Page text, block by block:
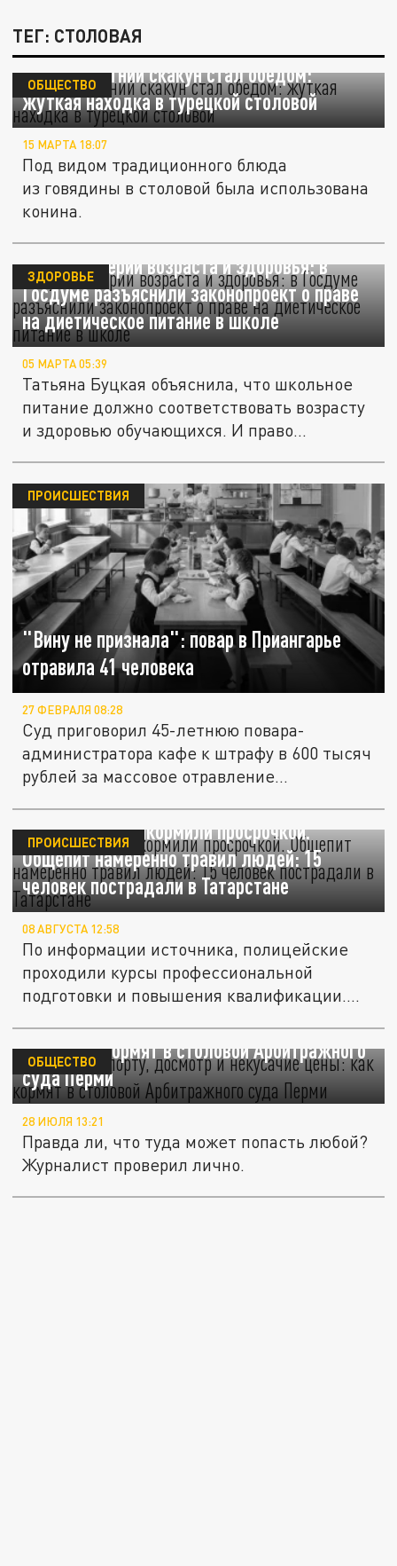
ТЕГ: СТОЛОВАЯ
Четырехлетний скакун стал обедом:
жуткая находка в турецкой столовой
ОБЩЕСТВО
15 МАРТА 18:07
Под видом традиционного блюда
из говядины в столовой была использована
конина.
Учтут критерии возраста и здоровья: в
Госдуме разъяснили законопроект о праве
на диетическое питание в школе
ЗДОРОВЬЕ
05 МАРТА 05:39
Татьяна Буцкая объяснила, что школьное
питание должно соответствовать возрасту
и здоровью обучающихся. И право...
"Вину не признала": повар в Приангарье
отравила 41 человека
ПРОИСШЕСТВИЯ
27 ФЕВРАЛЯ 08:28
Суд приговорил 45-летнюю повара-
администратора кафе к штрафу в 600 тысяч
рублей за массовое отравление...
Полицейских накормили просрочкой.
Общепит намеренно травил людей: 15
человек пострадали в Татарстане
ПРОИСШЕСТВИЯ
08 АВГУСТА 12:58
По информации источника, полицейские
проходили курсы профессиональной
подготовки и повышения квалификации....
Вход по паспорту, досмотр и некусачие
цены: как кормят в столовой Арбитражного
суда Перми
ОБЩЕСТВО
28 ИЮЛЯ 13:21
Правда ли, что туда может попасть любой?
Журналист проверил лично.